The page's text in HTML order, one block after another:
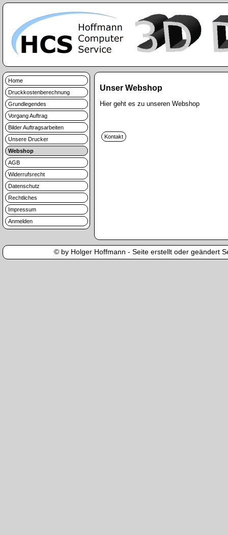
Home
Druckkostenberechnung
Grundlegendes
Vorgang Auftrag
Bilder Auftragsarbeiten
Unsere Drucker
Webshop
AGB
Widerrufsrecht
Datenschutz
Rechtliches
Impressum
Anmelden
Unser Webshop
Hier geht es zu unseren Webshop
© by Holger Hoffmann - Seite erstellt oder geändert